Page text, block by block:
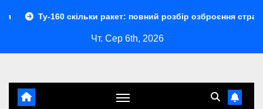
скільки ракет: повний розбір озброєння стратегічного
Чт. Сер 6th, 2026